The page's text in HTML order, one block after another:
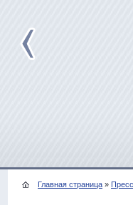
Главная страница »